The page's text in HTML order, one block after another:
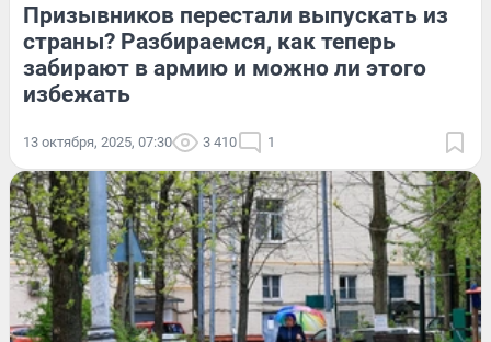
Призывников перестали выпускать из
страны? Разбираемся, как теперь
забирают в армию и можно ли этого
избежать
13 октября, 2025, 07:30 3 410 1